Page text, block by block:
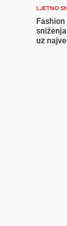
LJETNO
uz